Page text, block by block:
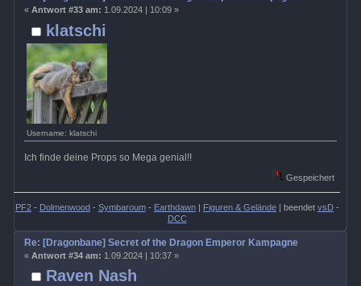
klatschi
Username: klatschi
« Antwort #33 am: 1.09.2024 | 10:09 »
Ich finde deine Props so Mega genial!!
Gespeichert
PF2- Dolmenwood- Symbaroum- Earthdawn| Figuren & Gelände| beendet vsD-
DCC
Raven Nash
Re: [Dragonbane] Secret of the Dragon Emperor Kampagne
« Antwort #34 am: 1.09.2024 | 10:37 »